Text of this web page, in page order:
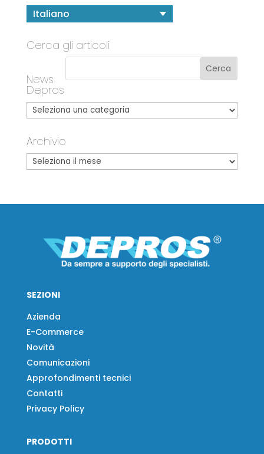
Italiano
Cerca gli articoli
News
Depros
Archivio
SEZIONI
Azienda
E-Commerce
Novità
Comunicazioni
Approfondimenti tecnici
Contatti
Privacy Policy
PRODOTTI